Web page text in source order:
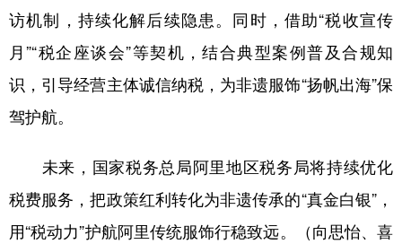
访机制，持续化解后续隐患。同时，借助“税收宣传
月”“税企座谈会”等契机，结合典型案例普及合规知
识，引导经营主体诚信纳税，为非遗服饰“扬帆出海”保
驾护航。
未来，国家税务总局阿里地区税务局将持续优化
税费服务，把政策红利转化为非遗传承的“真金白银”，
用“税动力”护航阿里传统服饰行稳致远。（向思怡、喜